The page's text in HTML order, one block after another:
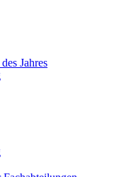
Jahres